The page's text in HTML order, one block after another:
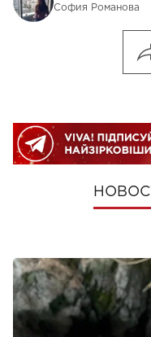
София Романова